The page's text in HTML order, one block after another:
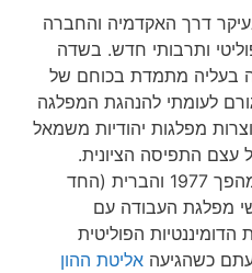
דרך האקדמיה והחברה
ותרבותי חדש. בשדה
בעליה מתמדת בכוחם של
לעומתי להנהגת המפלגה
מפלגות יהודיות משמאל
התפיסה הציונית.
התהליכים הללו העמיקו עם מהפך 1977 והברית (החד
מפלגת העבודה עם
הפוליטית
כשהגיעה אליטת ההון